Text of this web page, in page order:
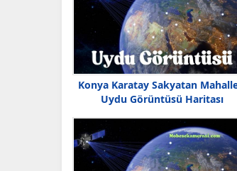
Konya Karatay Sakyatan
Uydu Görüntüsü Haritası